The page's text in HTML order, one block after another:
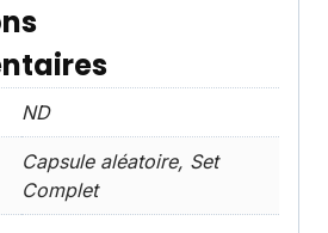
ND
Capsule aléatoire, Set
Complet